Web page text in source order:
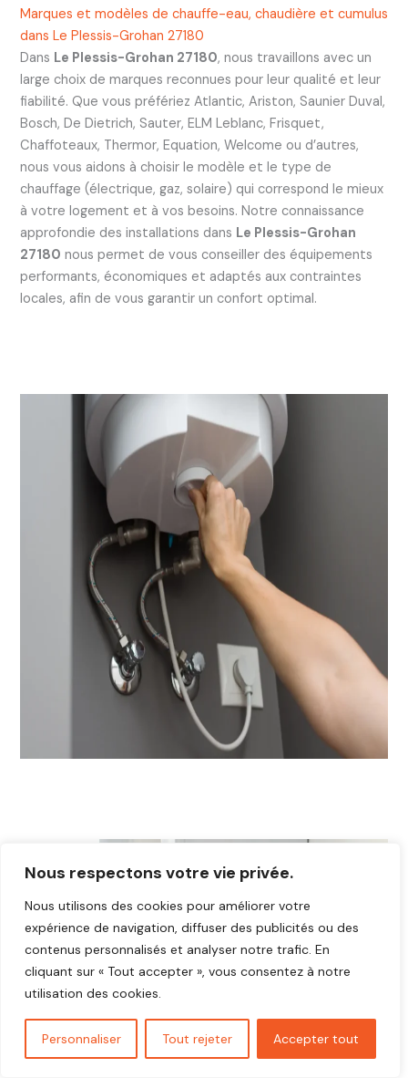
Nous respectons votre vie privée.
Nous utilisons des cookies pour améliorer votre
expérience de navigation, diffuser des publicités ou des
contenus personnalisés et analyser notre trafic. En
cliquant sur « Tout accepter », vous consentez à notre
utilisation des cookies.
Personnaliser Tout rejeter Accepter tout
Marques et modèles de chauffe-eau, chaudière et cumulus
dans Le Plessis-Grohan 27180
Dans Le Plessis-Grohan 27180, nous travaillons avec un
large choix de marques reconnues pour leur qualité et leur
fiabilité. Que vous préfériez Atlantic, Ariston, Saunier Duval,
Bosch, De Dietrich, Sauter, ELM Leblanc, Frisquet,
Chaffoteaux, Thermor, Equation, Welcome ou d’autres,
nous vous aidons à choisir le modèle et le type de
chauffage (électrique, gaz, solaire) qui correspond le mieux
à votre logement et à vos besoins. Notre connaissance
approfondie des installations dans Le Plessis-Grohan
27180 nous permet de vous conseiller des équipements
performants, économiques et adaptés aux contraintes
locales, afin de vous garantir un confort optimal.